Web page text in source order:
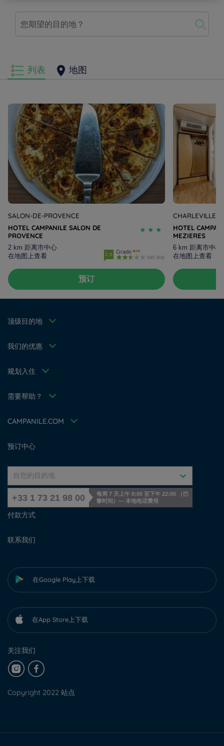
列表 地图
SALON-DE-PROVENCE
HOTEL CAMPANILE SALON DE
PROVENCE
2 km 距离市中心
在地图上查看
2.6 Grade
545 评价
预订
CHARLEVILLE-
HOTEL
MEZIERES
6 km 距离市中心
在地图上查看
顶级目的地
中国康铂酒店
合肥康铂酒店
湖州康铂酒店
沉阳康铂酒店
西安康铂酒店
我们的优惠
会员费率
Bloomy Days
规划入住
我的预订
需要帮助？
常见问答
CAMPANILE.COM
法律声明
Cookie 政策
条款和条件
Tax Policy
Louvre Hotels Group
Accessibility Statement
预订中心
自您的目的地
+33 1 73 21 98 00
每周 7 天上午 8:00 至下午 22:00 （巴
黎时间）— 本地电话费用
付款方式
联系我们
在Google Play上下载
在App Store上下载
关注我们
Copyright 2022 站点